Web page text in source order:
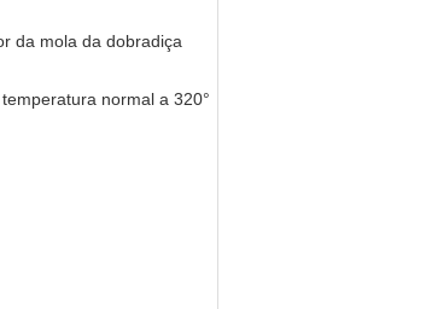
da mola da dobradiça
normal a 320°